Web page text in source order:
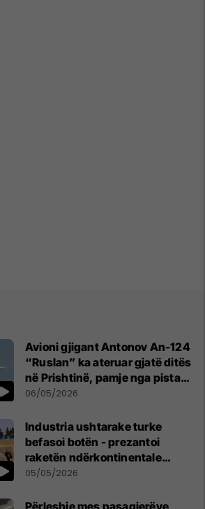
Avioni gjigant Antonov An-124
“Ruslan” ka ateruar gjatë ditës
në Prishtinë, pamje nga pista
publikohen edhe në rrjete
06/05/2026
Industria ushtarake turke
befasoi botën - prezantoi
raketën ndërkontinentale
vendase
05/05/2026
Përleshje mes pasagjerëve,